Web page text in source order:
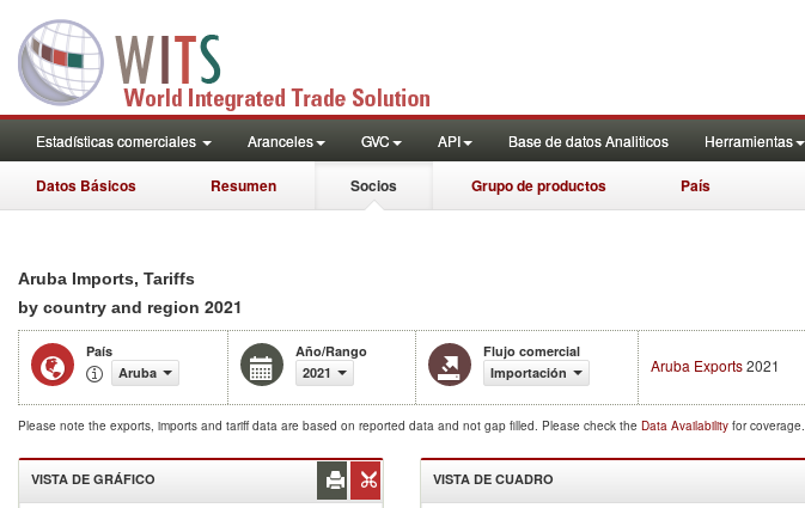
Estadísticas comerciales Aranceles GVC API Base de datos Analiticos Herramientas
Datos Básicos Resumen Socios Grupo de productos País
Aruba Imports, Tariffs
by country and region 2021
País
Aruba
Año/Rango
2021
Flujo comercial
Importación
Aruba Exports2021
Please note the exports, imports and tariff data are based on reported data and not gap filled. Please check the Data Availability for coverage.
VISTA DE GRÁFICO VISTA DE CUADRO